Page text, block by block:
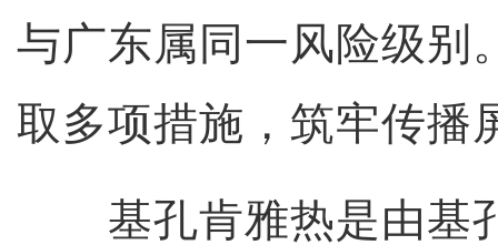
与广东属同一风险级别
取多项措施，筑牢传播
基孔肯雅热是由基